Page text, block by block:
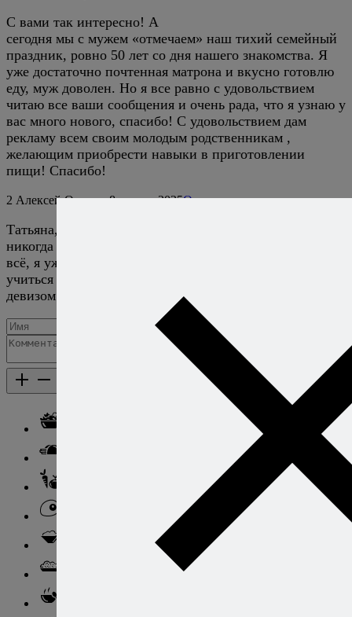
С вами так интересно! А
сегодня мы с мужем «отмечаем» наш тихий семейный
праздник, ровно 50 лет со дня нашего знакомства. Я
уже достаточно почтенная матрона и вкусно готовлю
еду, муж доволен. Но я все равно с удовольствием
читаю все ваши сообщения и очень рада, что я узнаю у
вас много нового, спасибо! С удовольствием дам
рекламу всем своим молодым родственникам ,
желающим приобрести навыки в приготовлении
пищи! Спасибо!
2 Алексей Онегин 8 апреля 2025Ответить
Татьяна, спасибо за комментарий! Мне кажется,
никогда нельзя останавливаться и говорить себе — ну
всё, я уже достаточно хорошо готовлю, больше мне
учиться нечему. По крайней мере, сам я живу с этим
девизом. :)
Добавить комментарий
Каталог рецептов